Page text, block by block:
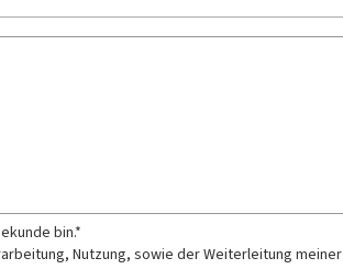
bin.*
Nutzung, sowie der Weiterleitung meiner